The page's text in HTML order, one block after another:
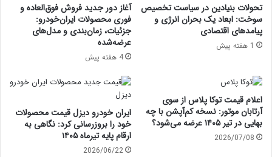
تحولات بنیادین در سیاست تخصیص
سوخت: ابعاد یک بحران انرژی و
پیامدهای اقتصادی
1 هفته پیش
آغاز دور جدید فروش فوق‌العاده و
فوری محصولات ایران‌خودرو:
جزئیات، زمان‌بندی و مدل‌های
عرضه‌شده
4 هفته پیش
اعلام قیمت توکا پلاس از سوی
آرتابان موتور: نسخه کم‌آپشن با چه
بهایی در تیر ۱۴۰۵ عرضه می‌شود؟
2026/07/08
ایران خودرو دیزل قیمت محصولات
خود را بروزرسانی کرد: نگاهی به
ارقام پایه تیرماه ۱۴۰۵
2026/06/22